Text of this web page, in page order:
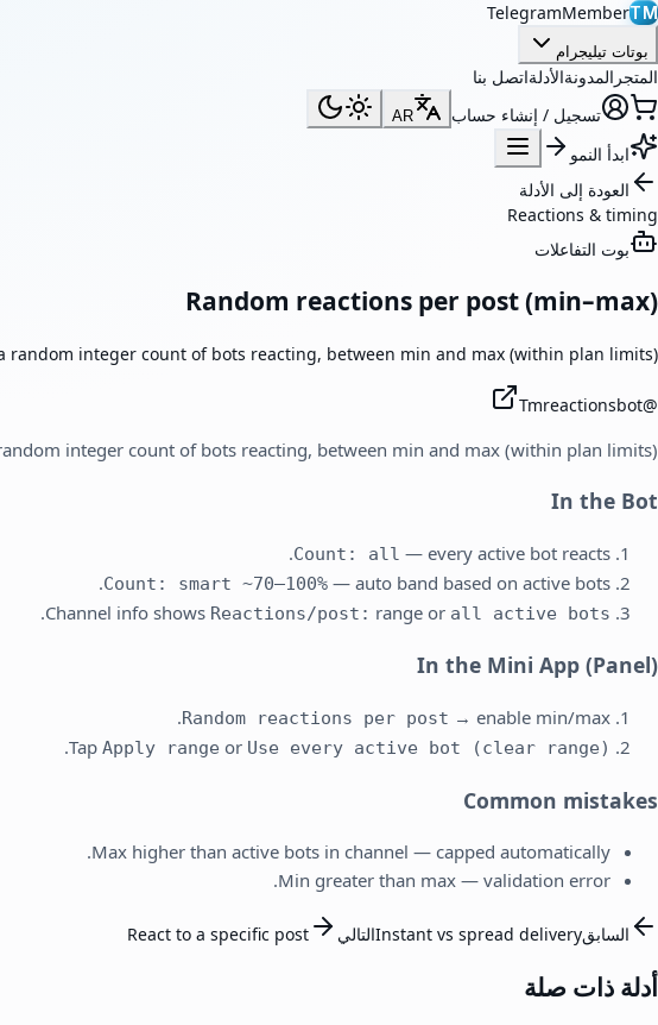
TM
TelegramMember
بوتات تيليجرام
المتجر المدونةالأدلةاتصل بنا
تسجيل / إنشاء حساب
AR
ابدأ النمو
العودة إلى الأدلة
Reactions & timing
بوت التفاعلات
Random reactions per post (min–max)
random integer count of bots reacting, between min and max (within plan limits).
@
Tmreactionsbot
integer count of bots reacting, between min and max (within plan limits).
In the Bot
Count: all — every active bot reacts.
Count: smart ~70–100% — auto band based on active bots.
Channel info shows Reactions/post: range or all active bots
.
In the Mini App (Panel)
Random reactions per post → enable min/max.
Tap Apply range or Use every active bot (clear range)
.
Common mistakes
Max higher than active bots in channel — capped automatically.
Min greater than max — validation error.
السابقInstant vs spread deliveryالتالي React to a specific post
أدلة ذات صلة